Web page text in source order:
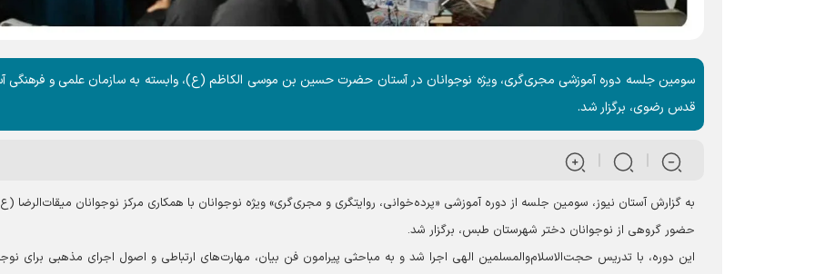
سومین جلسه دوره آموزشی مجری‌گری، ویژه نوجوانان در آستان حضرت حسین بن موسی الکاظم (ع)، وابسته به سازمان علمی و فرهنگی
قدس رضوی، برگزار شد.
به گزارش آستان نیوز، سومین جلسه از دوره آموزشی «پرده‌خوانی، روایتگری و مجری‌گری» ویژه نوجوانان با همکاری مرکز نوجوانان میقات‌الرضا
حضور گروهی از نوجوانان دختر شهرستان طبس، برگزار شد.
این دوره، با تدریس حجت‌الاسلام‌والمسلمین الهی اجرا شد و به مباحثی پیرامون فن بیان، مهارت‌های ارتباطی و اصول اجرای مذهبی برای